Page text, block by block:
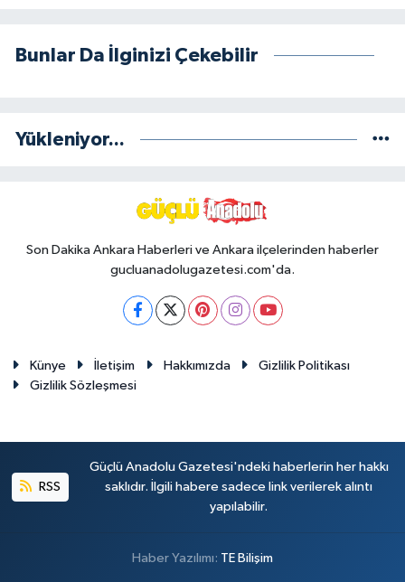
Bunlar Da İlginizi Çekebilir
Yükleniyor...
Son Dakika Ankara Haberleri ve Ankara ilçelerinden haberler
gucluanadolugazetesi.com'da.
Künye İletişim Hakkımızda
Gizlilik Politikası
Gizlilik Sözleşmesi
RSS
Güçlü Anadolu Gazetesi'ndeki haberlerin her hakkı
saklıdır. İlgili habere sadece link verilerek alıntı
yapılabilir.
Haber Yazılımı: TE Bilişim